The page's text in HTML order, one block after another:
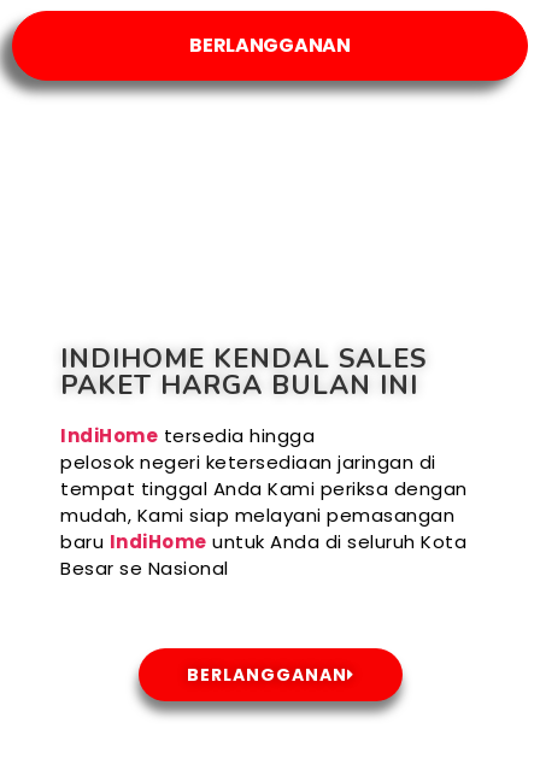
BERLANGGANAN
INDIHOME KENDAL SALES
PAKET HARGA BULAN INI
IndiHome tersedia hingga
pelosok negeri ketersediaan jaringan di
tempat tinggal Anda Kami periksa dengan
mudah, Kami siap melayani pemasangan
baru IndiHome untuk Anda di seluruh Kota
Besar se Nasional
BERLANGGANAN